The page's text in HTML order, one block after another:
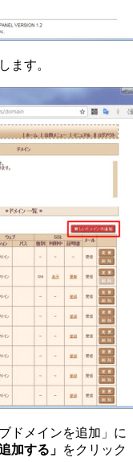
ます。
ドメインを追加」に
追加する」 をクリック